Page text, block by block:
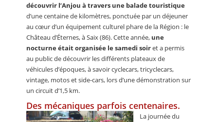
découvrir l’Anjou à travers une balade touristique
d’une centaine de kilomètres, ponctuée par un déjeuner
au cœur d’un équipement culturel phare de la Région : le
Château d’Éternes, à Saix (86). Cette année, une
nocturne était organisée le samedi soiret a permis
au public de découvrir les différents plateaux de
véhicules d’époques, à savoir cyclecars, tricyclecars,
vintage, motos et side-cars, lors d’une démonstration sur
un circuit d’1,5 km.
Des mécaniques parfois centenaires.
La journée du